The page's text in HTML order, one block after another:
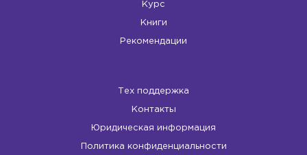
Курс
Книги
Рекомендации
Тех поддержка
Контакты
Юридическая информация
Политика конфиденциальности